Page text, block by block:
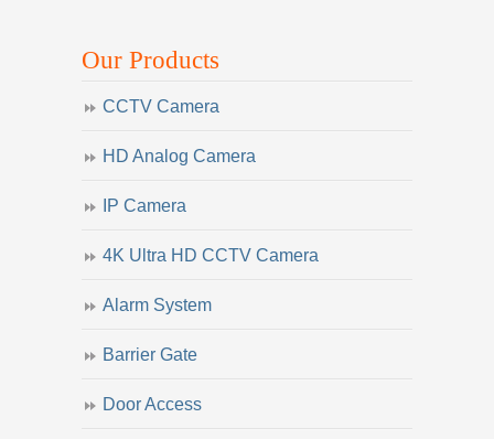
Our Products
CCTV Camera
HD Analog Camera
IP Camera
4K Ultra HD CCTV Camera
Alarm System
Barrier Gate
Door Access